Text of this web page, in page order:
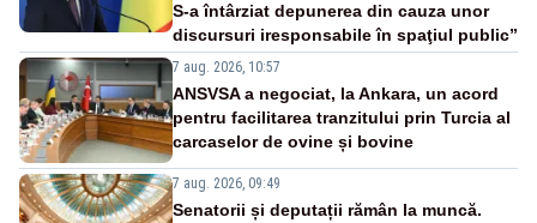
S-a întârziat depunerea din cauza unor
discursuri iresponsabile în spaţiul public”
7 aug. 2026, 10:57
ANSVSA a negociat, la Ankara, un acord
pentru facilitarea tranzitului prin Turcia al
carcaselor de ovine și bovine
7 aug. 2026, 09:49
Senatorii și deputații rămân la muncă.